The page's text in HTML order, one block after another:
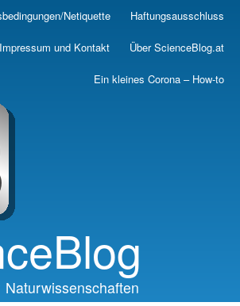
Skip
main
Netiquette Haftungsausschluss
Impressum und Kontakt Über ScienceBlog.at
Ein kleines Corona – How-to